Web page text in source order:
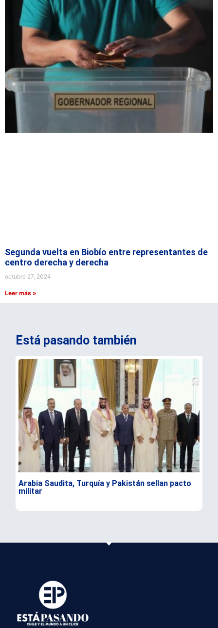
Segunda vuelta en Biobío entre representantes de
centro derecha y derecha
octubre 27, 2024
Leer más »
Está pasando también
Arabia Saudita, Turquía y Pakistán sellan pacto
militar